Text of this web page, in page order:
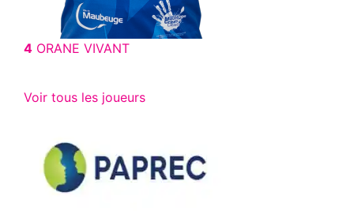
4 ORANE VIVANT
Voir tous les joueurs